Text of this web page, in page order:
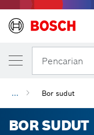
Pencarian
... Bor sudut
BOR SUDUT